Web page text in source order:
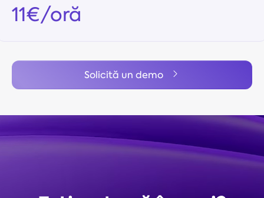
11€/oră
Solicită un demo